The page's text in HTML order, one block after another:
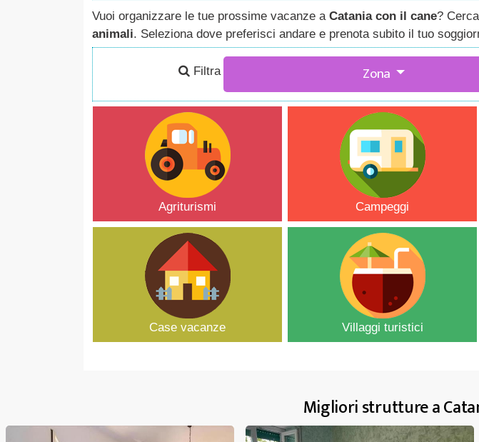
Vuoi organizzare le tue prossime vacanze a Catania con il cane?
animali. Seleziona dove preferisci andare e prenota subito il tuo
Filtra Zona
Agriturismi Campeggi
Case vacanze Villaggi turistici
Migliori strutture a